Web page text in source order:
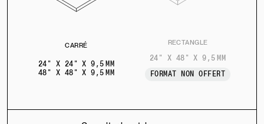
CARRÉ
24" X 24" X 9,5 MM
48" X 48" X 9,5 MM
RECTANGLE
24" X 48" X 9,5 MM
FORMAT NON OFFERT